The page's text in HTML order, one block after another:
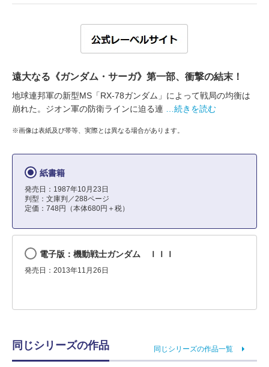
遠大なる《ガンダム・サーガ》第一部、衝撃の結末！
地球連邦軍の新型MS「RX-78ガンダム」によって戦局の均衡は
崩れた。ジオン軍の防衛ラインに迫る連
…続きを読む
※画像は表紙及び帯等、実際とは異なる場合があります。
紙書籍
発売日：1987年10月23日
判型：文庫判／288ページ
定価：748円（本体680円＋税）
電子版：機動戦士ガンダム ＩＩＩ
発売日：2013年11月26日
同じシリーズの作品 同じシリーズの作品一覧